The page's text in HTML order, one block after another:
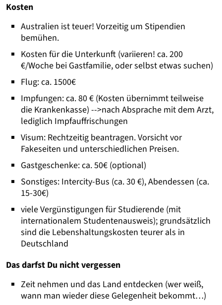
Kosten
Australien ist teuer! Vorzeitig um Stipendien
bemühen.
Kosten für die Unterkunft (variieren! ca. 200
€/Woche bei Gastfamilie, oder selbst etwas suchen)
Flug: ca. 1500€
Impfungen: ca. 80 € (Kosten übernimmt teilweise
die Krankenkasse) -->nach Absprache mit dem Arzt,
lediglich Impfauffrischungen
Visum: Rechtzeitig beantragen. Vorsicht vor
Fakeseiten und unterschiedlichen Preisen.
Gastgeschenke: ca. 50€ (optional)
Sonstiges: Intercity-Bus (ca. 30 €), Abendessen (ca.
15-30€)
viele Vergünstigungen für Studierende (mit
internationalem Studentenausweis); grundsätzlich
sind die Lebenshaltungskosten teurer als in
Deutschland
Das darfst Du nicht vergessen
Zeit nehmen und das Land entdecken (wer weiß,
wann man wieder diese Gelegenheit bekommt…)